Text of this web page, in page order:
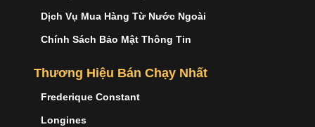
Dịch Vụ Mua Hàng Từ Nước Ngoài
Chính Sách Bảo Mật Thông Tin
Thương Hiệu Bán Chạy Nhất
Frederique Constant
Longines